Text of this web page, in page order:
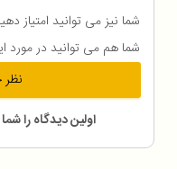
شما نیز می توانید امتیاز
شما هم می توانید در
نظر
اولین دیدگاه را